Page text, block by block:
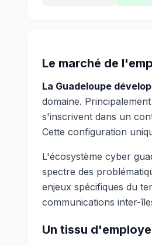
Le marché de
La Guadeloupe
domaine.
s'inscrivent dans un
Cette configuration
L'écosystème cyber
spectre des
enjeux spécifiques du
communications inter-
Un tissu